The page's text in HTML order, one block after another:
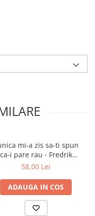
mi-a zis sa-ti spun
ca-i pare rau - Fredrik
Backman
58,00 Lei
ADAUGA IN COS